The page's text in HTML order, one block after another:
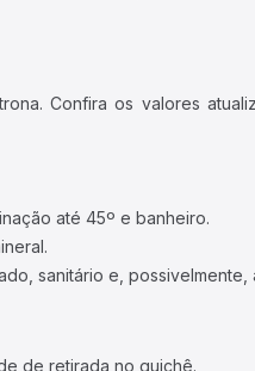
Confira os valores
até 45º e banheiro.
sanitário e, possivelmente,
de retirada no guichê.